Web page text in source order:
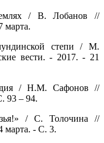
/ В. Лобанов //
марта.
степи / М.
вести. - 2017. - 21
/ Н.М. Сафонов //
93 – 94.
/ С. Толочина //
марта. - С. 3.